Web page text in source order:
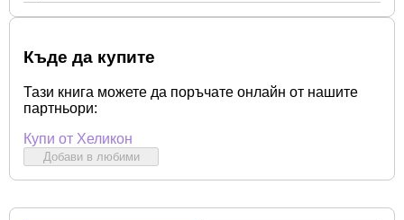
Къде да купите
Тази книга можете да поръчате онлайн от нашите
партньори:
Купи от Хеликон
Добави в любими